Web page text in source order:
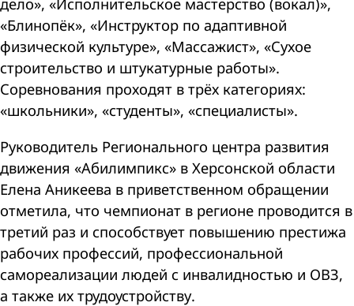
«Блинопёк», «Инструктор по адаптивной
физической культуре», «Массажист», «Сухое
строительство и штукатурные работы».
Соревнования проходят в трёх категориях:
«школьники», «студенты», «специалисты».
Руководитель Регионального центра развития
движения «Абилимпикс» в Херсонской области
Елена Аникеева в приветственном обращении
отметила, что чемпионат в регионе проводится в
третий раз и способствует повышению престижа
рабочих профессий, профессиональной
самореализации людей с инвалидностью и ОВЗ,
а также их трудоустройству.